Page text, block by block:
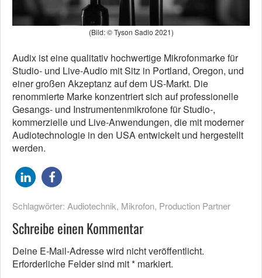
(Bild: © Tyson Sadlo 2021)
Audix ist eine qualitativ hochwertige Mikrofonmarke für
Studio- und Live-Audio mit Sitz in Portland, Oregon, und
einer großen Akzeptanz auf dem US-Markt. Die
renommierte Marke konzentriert sich auf professionelle
Gesangs- und Instrumentenmikrofone für Studio-,
kommerzielle und Live-Anwendungen, die mit moderner
Audiotechnologie in den USA entwickelt und hergestellt
werden.
Schlagwörter: Audiotechnik, Mikrofon, Production Partner
Schreibe einen Kommentar
Deine E-Mail-Adresse wird nicht veröffentlicht.
Erforderliche Felder sind mit* markiert.